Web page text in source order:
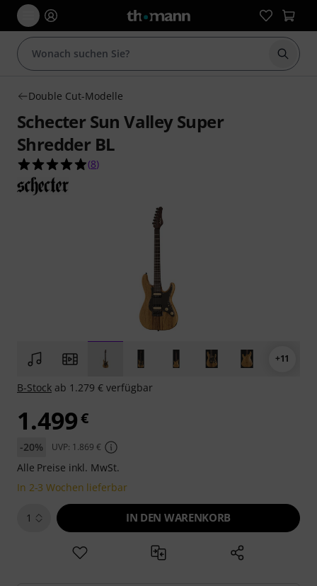
Suche
Double Cut-Modelle
Schecter Sun Valley Super
Shredder BL
4.9 von 5 Sternen aus 8 Kundenbewertungen
(8)
+11
B-Stock ab 1.279 € verfügbar
1.499€
-20% UVP: 1.869 €
Alle Preise inkl. MwSt.
In 2-3 Wochen lieferbar
1 IN DEN WARENKORB